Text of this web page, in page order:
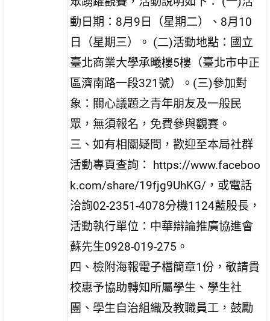
動日期：8月9日（星期二）、8月10
日（星期三）。 (二)活動地點：國立
臺北商業大學承曦樓5樓（臺北市中正
區濟南路一段321號）。(三)參加對
象：關心議題之青年朋友及一般民
眾，無須報名，免費參與觀賽。
三、如有相關疑問，歡迎至本局社群
活動專頁查詢： https://www.faceboo
k.com/share/19fjg9UhKG/，或電話
洽詢02-2351-4078分機1124藍股長，
活動執行單位：中華辯論推廣協進會
蘇先生0928-019-275。
四、檢附海報電子檔簡章1份，敬請貴
校惠予協助轉知所屬學生、學生社
團、學生自治組織及教職員工，鼓勵